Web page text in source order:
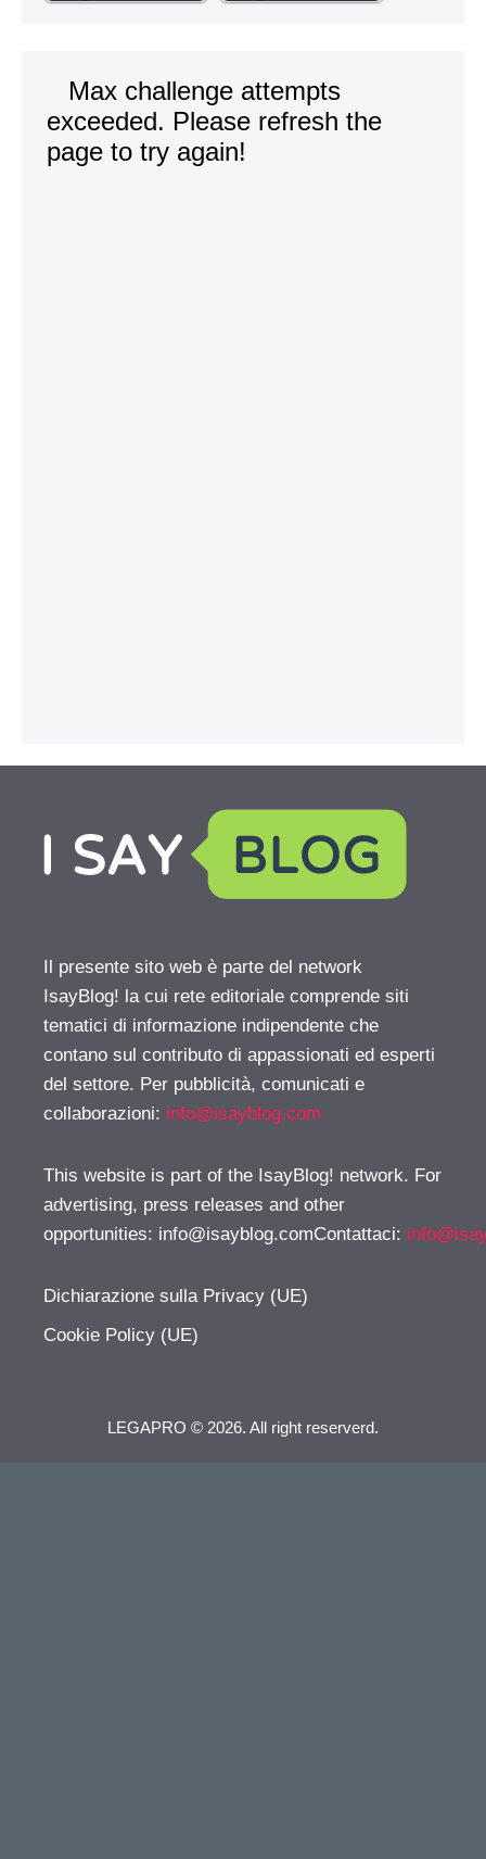
Il presente sito web è parte del network
IsayBlog! la cui rete editoriale comprende siti
tematici di informazione indipendente che
contano sul contributo di appassionati ed esperti
del settore. Per pubblicità, comunicati e
collaborazioni: info@isayblog.com
This website is part of the IsayBlog! network. For
advertising, press releases and other
opportunities: info@isayblog.comContattaci:
Dichiarazione sulla Privacy (UE)
Cookie Policy (UE)
LEGAPRO © 2026. All right reserverd.